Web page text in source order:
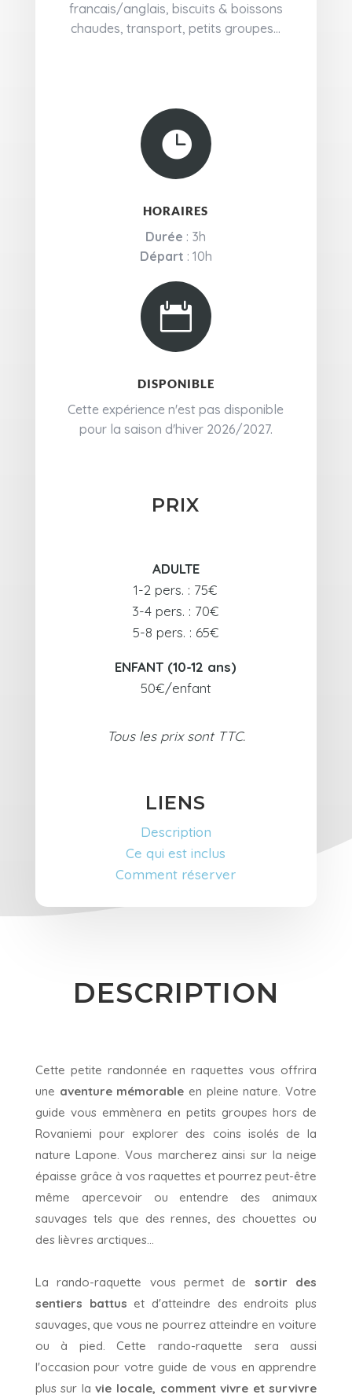
francais/anglais, biscuits & boissons
chaudes, transport, petits groupes...

HORAIRES
Durée : 3h
Départ : 10h

DISPONIBLE
Cette expérience n'est pas disponible
pour la saison d'hiver 2026/2027.
PRIX
ADULTE
1-2 pers. : 75€
3-4 pers. : 70€
5-8 pers. : 65€
ENFANT (10-12 ans)
50€/enfant
Tous les prix sont TTC.
LIENS
Description
Ce qui est inclus
Comment réserver
DESCRIPTION
Cette petite randonnée en raquettes vous offrira
une aventure mémorable en pleine nature. Votre
guide vous emmènera en petits groupes hors de
Rovaniemi pour explorer des coins isolés de la
nature Lapone. Vous marcherez ainsi sur la neige
épaisse grâce à vos raquettes et pourrez peut-être
même apercevoir ou entendre des animaux
sauvages tels que des rennes, des chouettes ou
des lièvres arctiques...
La rando-raquette vous permet de
sortir des
sentiers battus et d'atteindre des endroits plus
sauvages, que vous ne pourrez atteindre en voiture
ou à pied. Cette rando-raquette sera aussi
l'occasion pour votre guide de vous en apprendre
plus sur la vie locale, comment vivre et survivre